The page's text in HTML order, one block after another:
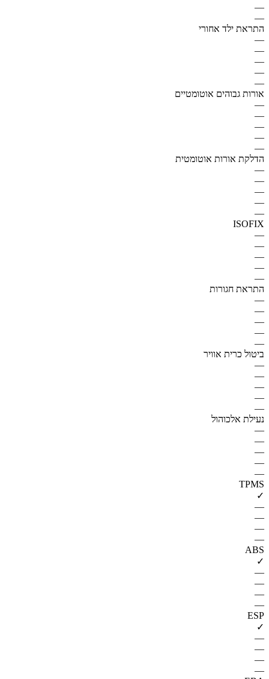
—
—
התראת ילד אחורי
—
—
—
—
—
אורות גבוהים אוטומטיים
—
—
—
—
—
הדלקת אורות אוטומטית
—
—
—
—
—
ISOFIX
—
—
—
—
—
התראת חגורות
—
—
—
—
—
ביטול כרית אוויר
—
—
—
—
—
נעילת אלכוהול
—
—
—
—
—
TPMS
✓
—
—
—
—
ABS
✓
—
—
—
—
ESP
✓
—
—
—
—